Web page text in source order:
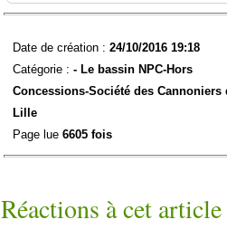
Date de création : 24/10/2016 19:18
Catégorie : - Le bassin NPC-Hors
Concessions-Société des Cannoniers
Lille
Page lue 6605 fois
Réactions à cet article